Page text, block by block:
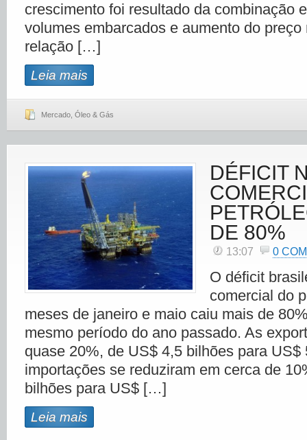
crescimento foi resultado da combinação
volumes embarcados e aumento do preço
relação […]
Leia mais
Mercado Óleo & Gás
DÉFICIT
DE 80%
13:07 0
O déficit
comercial do
meses de janeiro e maio caiu mais de
mesmo período do ano passado. As
quase 20%, de US$ 4,5 bilhões para US$
importações se reduziram em cerca de
bilhões para US$ […]
Leia mais